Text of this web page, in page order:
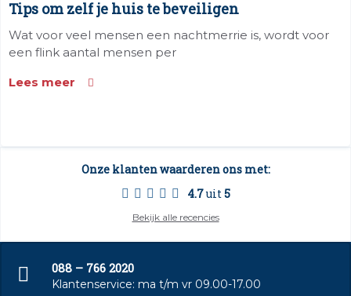
Tips om zelf je huis te beveiligen
Wat voor veel mensen een nachtmerrie is, wordt voor
een flink aantal mensen per
Lees meer
Onze klanten waarderen ons met:
4.7uit5
Bekijk alle recencies
088 – 766 2020
Klantenservice: ma t/m vr 09.00-17.00